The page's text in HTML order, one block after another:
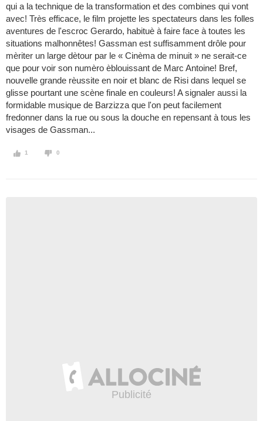
qui a la technique de la transformation et des combines qui vont
avec! Très efficace, le film projette les spectateurs dans les folles
aventures de l'escroc Gerardo, habituè à faire face à toutes les
situations malhonnêtes! Gassman est suffisamment drôle pour
mèriter un large dètour par le « Cinèma de minuit » ne serait-ce
que pour voir son numèro èblouissant de Marc Antoine! Bref,
nouvelle grande rèussite en noir et blanc de Risi dans lequel se
glisse pourtant une scène finale en couleurs! A signaler aussi la
formidable musique de Barzizza que l'on peut facilement
fredonner dans la rue ou sous la douche en repensant à tous les
visages de Gassman...
1 0